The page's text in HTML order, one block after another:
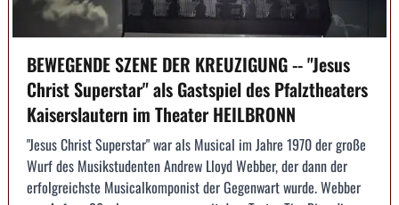
BEWEGENDE SZENE DER KREUZIGUNG -- "Jesus
Christ Superstar" als Gastspiel des Pfalztheaters
Kaiserslautern im Theater HEILBRONN
"Jesus Christ Superstar" war als Musical im Jahre 1970 der große
Wurf des Musikstudenten Andrew Lloyd Webber, der dann der
erfolgreichste Musicalkomponist der Gegenwart wurde. Webber